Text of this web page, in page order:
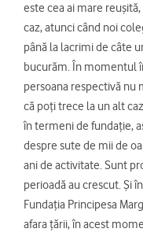
este cea ai mare
caz, atunci când noi
până la lacrimi de câte
bucurăm. În momentul
persoana respectivă nu
că poți trece la un alt
în termeni de fundație,
despre sute de mii de
ani de activitate. Sunt
perioadă au crescut. Și
Fundația Principesa
afara țării, în acest